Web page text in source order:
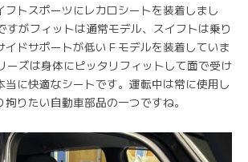
フトスポーツにレカロシートを装着しまし
すがフィットは通常モデル、スイフトは乗り
イドサポートが低いＦモデルを装着していま
ーズは身体にピッタリフィットして面で受け
当に快適なシートです。運転中は常に使用し
りたい自動車部品の一つですね。